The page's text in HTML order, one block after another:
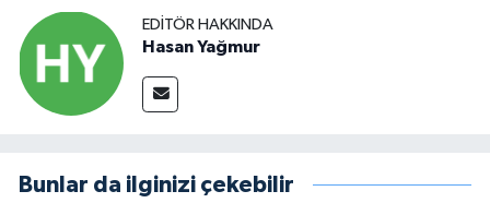
EDITÖR HAKKINDA
Hasan Yağmur
Bunlar da ilginizi çekebilir